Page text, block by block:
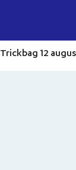
Trickbag 12